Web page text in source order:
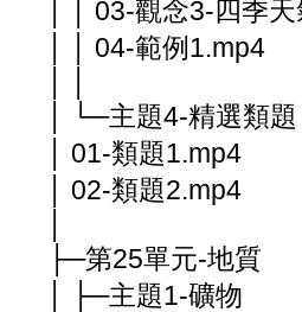
│ │ 03-觀念3-四季
│ │ 04-範例1.mp4
│ └─主題4-精選類題
│ 01-類題1.mp4
│ 02-類題2.mp4
├─第25單元-地質
│ ├─主題1-礦物